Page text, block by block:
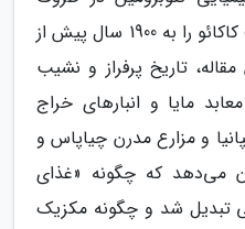
سفالی باستانی، قدمت مصرف کاکائو را به 1900 سال پیش از
تاریخ پرفراز و نشیب
مایا و انبارهای خراج
و مزارع مدرن چیاپاس و
می‌دهد که چگونه «غذای
تبدیل شد و چگونه مکزیک